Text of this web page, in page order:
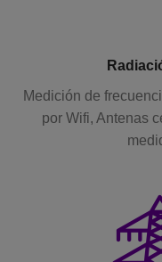
Medición de
por Wifi, Antenas